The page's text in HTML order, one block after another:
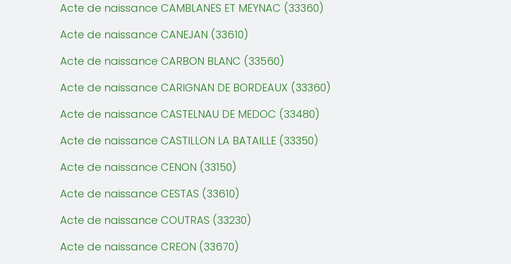
Acte de naissance CAMBLANES ET MEYNAC (33360)
Acte de naissance CANEJAN (33610)
Acte de naissance CARBON BLANC (33560)
Acte de naissance CARIGNAN DE BORDEAUX (33360)
Acte de naissance CASTELNAU DE MEDOC (33480)
Acte de naissance CASTILLON LA BATAILLE (33350)
Acte de naissance CENON (33150)
Acte de naissance CESTAS (33610)
Acte de naissance COUTRAS (33230)
Acte de naissance CREON (33670)